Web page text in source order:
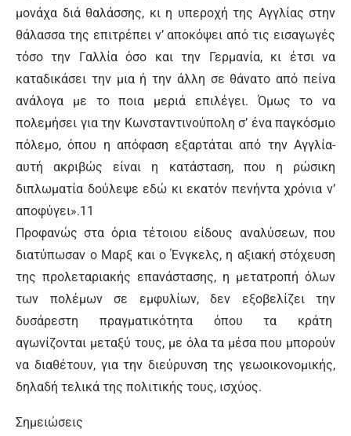
μονάχα διά θαλάσσης, κι η υπεροχή της Αγγλίας στην
θάλασσα της επιτρέπει ν’ αποκόψει από τις εισαγωγές
τόσο την Γαλλία όσο και την Γερμανία, κι έτσι να
καταδικάσει την μια ή την άλλη σε θάνατο από πείνα
ανάλογα με το ποια μεριά επιλέγει. Όμως το να
πολεμήσει για την Κωνσταντινούπολη σ’ ένα παγκόσμιο
πόλεμο, όπου η απόφαση εξαρτάται από την Αγγλία-
αυτή ακριβώς είναι η κατάσταση, που η ρώσικη
διπλωματία δούλεψε εδώ κι εκατόν πενήντα χρόνια ν’
αποφύγει».11
Προφανώς στα όρια τέτοιου είδους αναλύσεων, που
διατύπωσαν ο Μαρξ και ο Ένγκελς, η αξιακή στόχευση
της προλεταριακής επανάστασης, η μετατροπή όλων
των πολέμων σε εμφυλίων, δεν εξοβελίζει την
δυσάρεστη πραγματικότητα όπου τα κράτη
αγωνίζονται μεταξύ τους, με όλα τα μέσα που μπορούν
να διαθέτουν, για την διεύρυνση της γεωοικονομικής,
δηλαδή τελικά της πολιτικής τους, ισχύος.
Σημειώσεις